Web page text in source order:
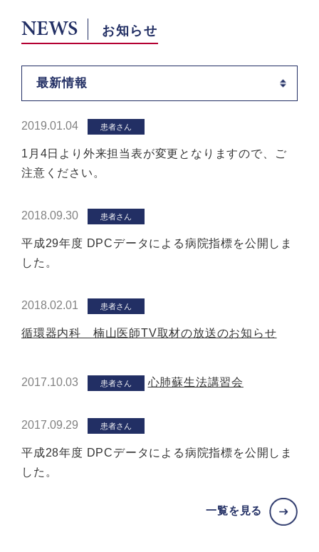
NEWS お知らせ
最新情報
2019.01.04 患者さん
1月4日より外来担当表が変更となりますので、ご
注意ください。
2018.09.30 患者さん
平成29年度 DPCデータによる病院指標を公開しま
した。
2018.02.01 患者さん
循環器内科 楠山医師TV取材の放送のお知らせ
2017.10.03 患者さん 心肺蘇生法講習会
2017.09.29 患者さん
平成28年度 DPCデータによる病院指標を公開しま
した。
一覧を見る